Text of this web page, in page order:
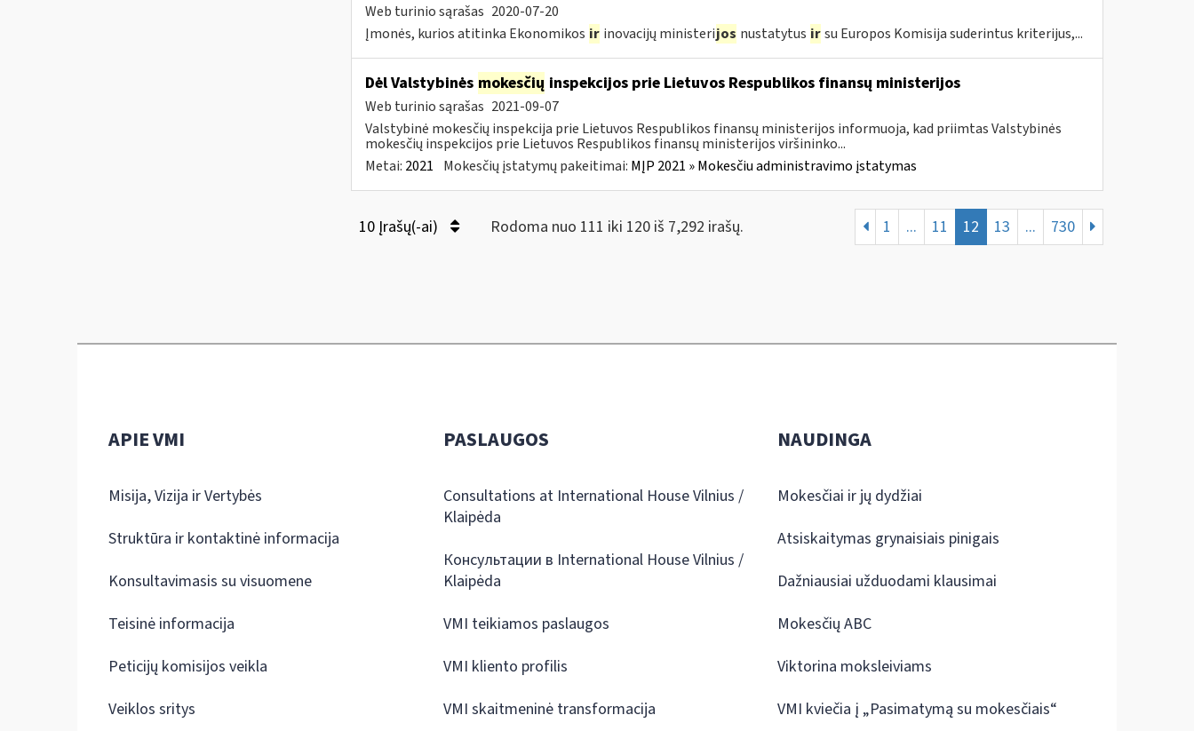
Web turinio sąrašas 2020-07-20
Įmonės, kurios atitinka Ekonomikos ir inovacijų ministerijos nustatytus ir su Europos Komisija suderintus kriterijus,...
Dėl Valstybinės mokesčių inspekcijos prie Lietuvos Respublikos finansų ministerijos
Web turinio sąrašas 2021-09-07
Valstybinė mokesčių inspekcija prie Lietuvos Respublikos finansų ministerijos informuoja, kad priimtas Valstybinės
mokesčių inspekcijos prie Lietuvos Respublikos finansų ministerijos viršininko...
Metai: 2021 Mokesčių įstatymų pakeitimai: MĮP 2021 » Mokesčiu administravimo įstatymas
10 Įrašų(-ai) Rodoma nuo 111 iki 120 iš 7,292 irašų. 1 ... 11 12 13 ... 730
APIE VMI
Misija, Vizija ir Vertybės
Struktūra ir kontaktinė informacija
Konsultavimasis su visuomene
Teisinė informacija
Peticijų komisijos veikla
Veiklos sritys
PASLAUGOS
Consultations at International House Vilnius /
Klaipėda
Консультации в International House Vilnius /
Klaipėda
VMI teikiamos paslaugos
VMI kliento profilis
VMI skaitmeninė transformacija
NAUDINGA
Mokesčiai ir jų dydžiai
Atsiskaitymas grynaisiais pinigais
Dažniausiai užduodami klausimai
Mokesčių ABC
Viktorina moksleiviams
VMI kviečia į „Pasimatymą su mokesčiais“